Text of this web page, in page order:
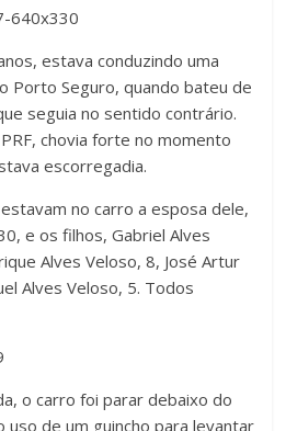
estava conduzindo uma
Porto Seguro, quando bateu de
seguia no sentido contrário.
chovia forte no momento
escorregadia.
no carro a esposa dele,
e os filhos, Gabriel Alves
Alves Veloso, 8, José Artur
Alves Veloso, 5. Todos
o carro foi parar debaixo do
uso de um guincho para levantar